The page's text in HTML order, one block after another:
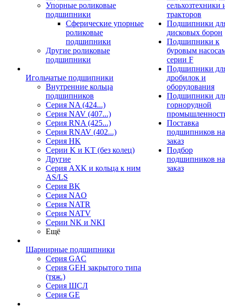
Упорные роликовые
подшипники
Сферические упорные
роликовые
подшипники
Другие роликовые
подшипники
Игольчатые подшипники
Внутренние кольца
подшипников
Серия NA (424...)
Серия NAV (407...)
Серия RNA (425...)
Серия RNAV (402...)
Серия HK
Серии K и KT (без колец)
Другие
Серия AXK и кольца к ним
AS/LS
Серия BK
Серия NAO
Серия NATR
Серия NATV
Серии NK и NKI
Ещё
Шарнирные подшипники
Серия GAC
Серия GEH закрытого типа
(тяж.)
Серия ШСЛ
Серия GE
сельхозтехники
тракторов
Подшипники
дисковых борон
Подшипники к
буровым
серии F
Подшипники
дробилок и
оборудования
Подшипники
горнорудной
Поставка
подшипников на
заказ
Подбор
подшипников на
заказ